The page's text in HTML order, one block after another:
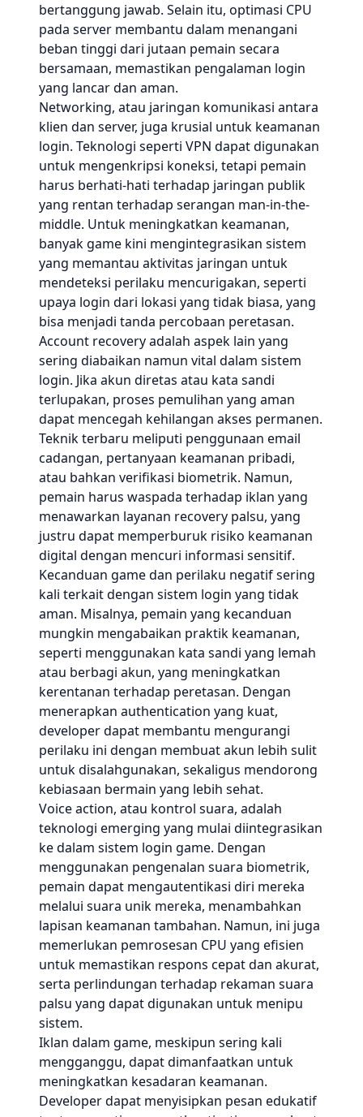
bertanggung jawab. Selain itu, optimasi CPU
pada server membantu dalam menangani
beban tinggi dari jutaan pemain secara
bersamaan, memastikan pengalaman login
yang lancar dan aman.
Networking, atau jaringan komunikasi antara
klien dan server, juga krusial untuk keamanan
login. Teknologi seperti VPN dapat digunakan
untuk mengenkripsi koneksi, tetapi pemain
harus berhati-hati terhadap jaringan publik
yang rentan terhadap serangan man-in-the-
middle. Untuk meningkatkan keamanan,
banyak game kini mengintegrasikan sistem
yang memantau aktivitas jaringan untuk
mendeteksi perilaku mencurigakan, seperti
upaya login dari lokasi yang tidak biasa, yang
bisa menjadi tanda percobaan peretasan.
Account recovery adalah aspek lain yang
sering diabaikan namun vital dalam sistem
login. Jika akun diretas atau kata sandi
terlupakan, proses pemulihan yang aman
dapat mencegah kehilangan akses permanen.
Teknik terbaru meliputi penggunaan email
cadangan, pertanyaan keamanan pribadi,
atau bahkan verifikasi biometrik. Namun,
pemain harus waspada terhadap iklan yang
menawarkan layanan recovery palsu, yang
justru dapat memperburuk risiko keamanan
digital dengan mencuri informasi sensitif.
Kecanduan game dan perilaku negatif sering
kali terkait dengan sistem login yang tidak
aman. Misalnya, pemain yang kecanduan
mungkin mengabaikan praktik keamanan,
seperti menggunakan kata sandi yang lemah
atau berbagi akun, yang meningkatkan
kerentanan terhadap peretasan. Dengan
menerapkan authentication yang kuat,
developer dapat membantu mengurangi
perilaku ini dengan membuat akun lebih sulit
untuk disalahgunakan, sekaligus mendorong
kebiasaan bermain yang lebih sehat.
Voice action, atau kontrol suara, adalah
teknologi emerging yang mulai diintegrasikan
ke dalam sistem login game. Dengan
menggunakan pengenalan suara biometrik,
pemain dapat mengautentikasi diri mereka
melalui suara unik mereka, menambahkan
lapisan keamanan tambahan. Namun, ini juga
memerlukan pemrosesan CPU yang efisien
untuk memastikan respons cepat dan akurat,
serta perlindungan terhadap rekaman suara
palsu yang dapat digunakan untuk menipu
sistem.
Iklan dalam game, meskipun sering kali
mengganggu, dapat dimanfaatkan untuk
meningkatkan kesadaran keamanan.
Developer dapat menyisipkan pesan edukatif